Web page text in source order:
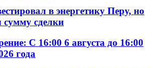
в энергетику Перу, но
сумму сделки
С 16:00 6 августа до 16:00
года